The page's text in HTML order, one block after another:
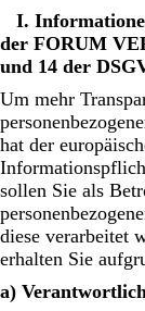
I.
der FORUM
und 14 der
Um mehr
hat der
sollen Sie als
diese verarbeitet
erhalten Sie
a)